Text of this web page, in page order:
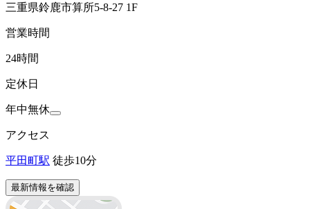
三重県鈴鹿市算所5-8-27 1F
営業時間
24時間
定休日
年中無休
アクセス
平田町駅 徒歩10分
最新情報を確認